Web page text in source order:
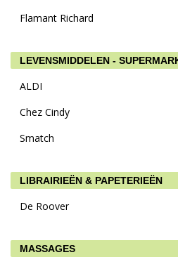
Flamant Richard
LEVENSMIDDELEN -
ALDI
Chez Cindy
Smatch
LIBRAIRIEËN & PAPETERIEËN
De Roover
MASSAGES